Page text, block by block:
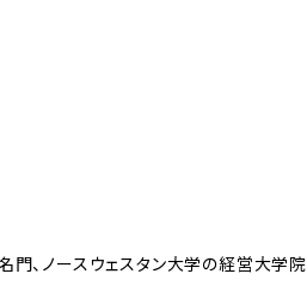
門、ノースウェスタン大学の経営大学院